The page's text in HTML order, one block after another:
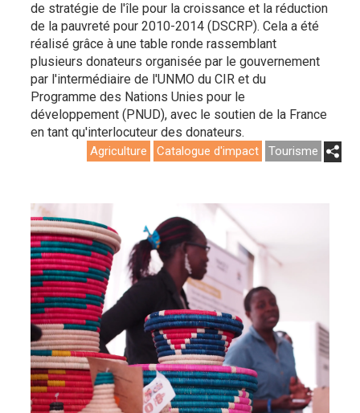
de stratégie de l'île pour la croissance et la réduction
de la pauvreté pour 2010-2014 (DSCRP). Cela a été
réalisé grâce à une table ronde rassemblant
plusieurs donateurs organisée par le gouvernement
par l'intermédiaire de l'UNMO du CIR et du
Programme des Nations Unies pour le
développement (PNUD), avec le soutien de la France
en tant qu'interlocuteur des donateurs.
Agriculture Catalogue d'impact Tourisme